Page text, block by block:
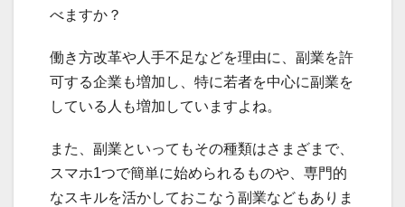
べますか？
働き方改革や人手不足などを理由に、副業を許
可する企業も増加し、特に若者を中心に副業を
している人も増加していますよね。
また、副業といってもその種類はさまざまで、
スマホ1つで簡単に始められるものや、専門的
なスキルを活かしておこなう副業などもありま